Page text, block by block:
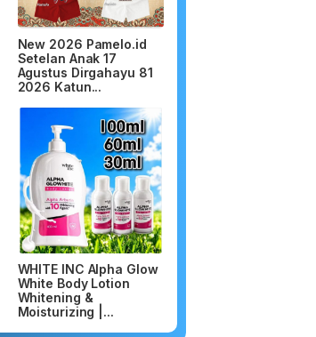
New 2026 Pamelo.id
Setelan Anak 17
Agustus Dirgahayu 81
2026 Katun...
WHITE INC Alpha Glow
White Body Lotion
Whitening &
Moisturizing |...